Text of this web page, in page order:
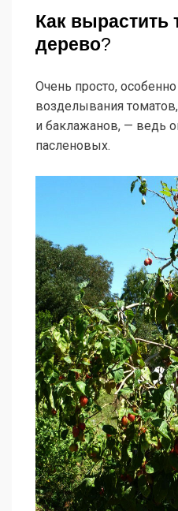
Как вырастить
дерево?
Очень просто,
возделывания
и баклажанов, — ведь
пасленовых.